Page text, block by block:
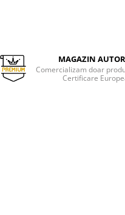
MAGAZIN
Comercializam doar
Certificare